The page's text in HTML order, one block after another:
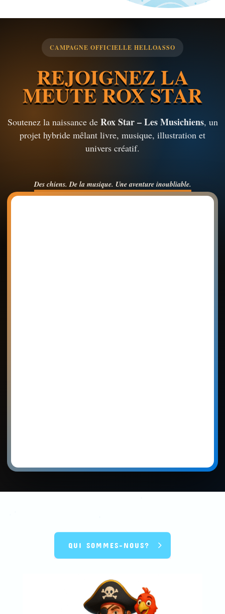
CAMPAGNE OFFICIELLE HELLOASSO
REJOIGNEZ LA
MEUTE ROX STAR
Soutenez la naissance de Rox Star – Les Musichiens, un
projet hybride mêlant livre, musique, illustration et
univers créatif.
Des chiens. De la musique. Une aventure inoubliable.
QUI SOMMES-NOUS?